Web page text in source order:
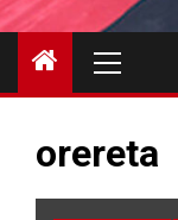
Menu
orereta